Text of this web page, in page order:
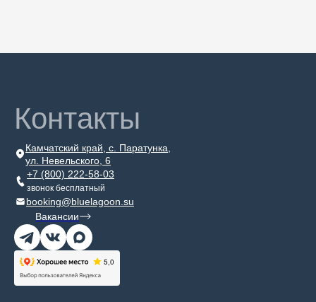
Контакты
Камчатский край, с. Паратунка,
ул. Невельского, 6
+7 (800) 222-58-03
звонок бесплатный
booking@bluelagoon.su
Вакансии